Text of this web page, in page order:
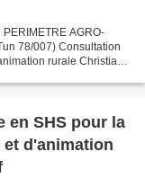
AGRO-
78/007) Consultation
rurale Christian
en SHS pour la
d'animation